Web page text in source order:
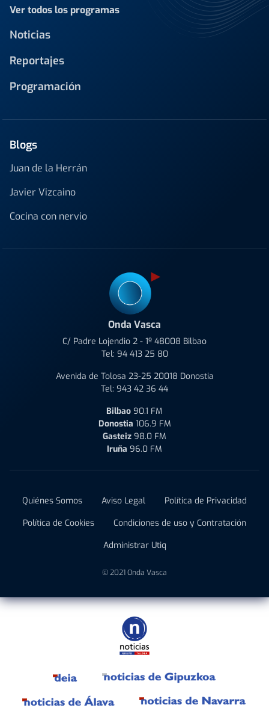
Ver todos los programas
Noticias
Reportajes
Programación
Blogs
Juan de la Herrán
Javier Vizcaino
Cocina con nervio
Onda Vasca
C/ Padre Lojendio 2 - 1º 48008 Bilbao
Tel: 94 413 25 80
Avenida de Tolosa 23-25 20018 Donostia
Tel: 943 42 36 44
Bilbao 90.1 FM
Donostia 106.9 FM
Gasteiz 98.0 FM
Iruña 96.0 FM
Quiénes Somos Aviso Legal
Política de Privacidad
Política de Cookies
Condiciones de uso y Contratación
Administrar Utiq
© 2021 Onda Vasca